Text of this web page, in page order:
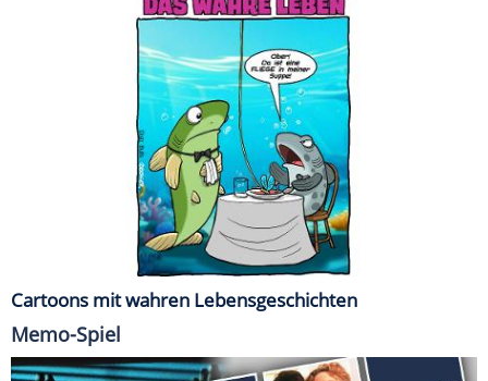
Cartoons mit wahren Lebensgeschichten
Memo-Spiel